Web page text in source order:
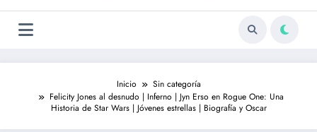
Inicio
Sin categoría
Felicity Jones al desnudo | Inferno | Jyn Erso en Rogue One: Una
Historia de Star Wars | Jóvenes estrellas | Biografía y Oscar